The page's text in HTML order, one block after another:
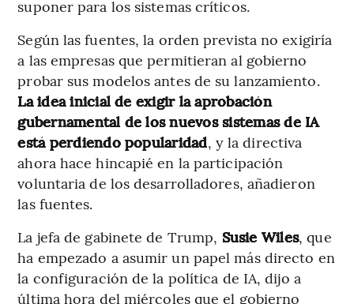
suponer para los sistemas críticos.
Según las fuentes, la orden prevista no exigiría
a las empresas que permitieran al gobierno
probar sus modelos antes de su lanzamiento.
La idea inicial de exigir la aprobación
gubernamental de los nuevos sistemas de IA
está perdiendo popularidad, y la directiva
ahora hace hincapié en la participación
voluntaria de los desarrolladores, añadieron
las fuentes.
La jefa de gabinete de Trump, Susie Wiles, que
ha empezado a asumir un papel más directo en
la configuración de la política de IA, dijo a
última hora del miércoles que el gobierno